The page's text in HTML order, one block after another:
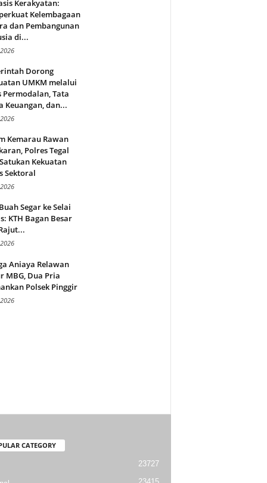
Kerakyatan:
Kelembagaan
dan Pembangunan
di...
Dorong
UMKM melalui
Permodalan, Tata
Keuangan, dan...
Kemarau Rawan
Polres Tegal
Kekuatan
Sektoral
Segar ke Selai
KTH Bagan Besar
Aniaya Relawan
MBG, Dua Pria
Polsek Pinggir
CATEGORY
23727